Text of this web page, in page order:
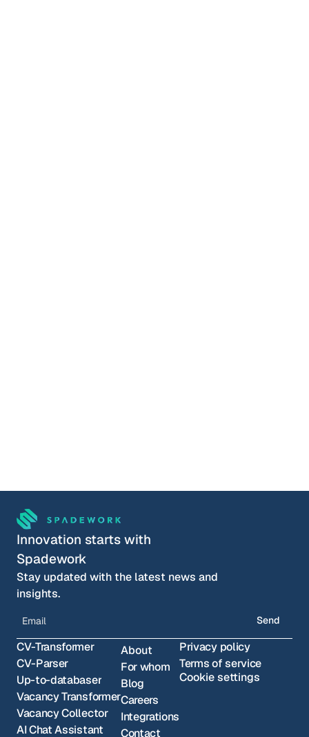
Innovation starts with
Spadework
Stay updated with the latest news and
insights.
Send
CV-Transformer
CV-Parser
Up-to-databaser
Vacancy Transformer
Vacancy Collector
AI Chat Assistant
About
For whom
Blog
Careers
Integrations
Contact
Privacy policy
Terms of service
Cookie settings